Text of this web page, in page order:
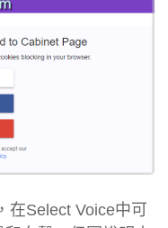
Select Voice中可